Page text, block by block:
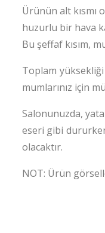
Ürünün alt kısmı
huzurlu bir hava
Bu şeffaf kısım,
Toplam
mumlarınız için
Salonunuzda,
eseri gibi
olacaktır.
NOT: Ürün